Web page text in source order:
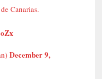
Canarias.
December 9,